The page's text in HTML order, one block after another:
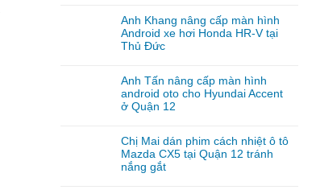
Anh Khang nâng cấp màn hình
Android xe hơi Honda HR-V tại
Thủ Đức
Anh Tấn nâng cấp màn hình
android oto cho Hyundai Accent
ở Quận 12
Chị Mai dán phim cách nhiệt ô tô
Mazda CX5 tại Quận 12 tránh
nắng gắt